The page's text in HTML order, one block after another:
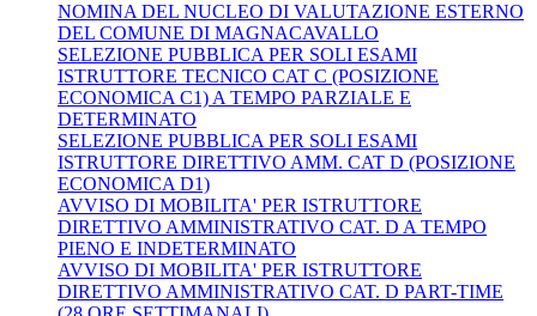
NOMINA DEL NUCLEO DI VALUTAZIONE ESTERNO
DEL COMUNE DI MAGNACAVALLO
SELEZIONE PUBBLICA PER SOLI ESAMI
ISTRUTTORE TECNICO CAT C (POSIZIONE
ECONOMICA C1) A TEMPO PARZIALE E
DETERMINATO
SELEZIONE PUBBLICA PER SOLI ESAMI
ISTRUTTORE DIRETTIVO AMM. CAT D (POSIZIONE
ECONOMICA D1)
AVVISO DI MOBILITA' PER ISTRUTTORE
DIRETTIVO AMMINISTRATIVO CAT. D A TEMPO
PIENO E INDETERMINATO
AVVISO DI MOBILITA' PER ISTRUTTORE
DIRETTIVO AMMINISTRATIVO CAT. D PART-TIME